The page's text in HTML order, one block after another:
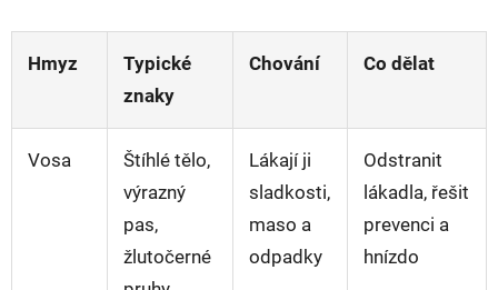
Hmyz
Typické
znaky
Chování Co dělat
Vosa
Štíhlé tělo,
výrazný
pas,
žlutočerné
Lákají ji
sladkosti,
maso a
odpadky
Odstranit
lákadla, řešit
prevenci a
hnízdo